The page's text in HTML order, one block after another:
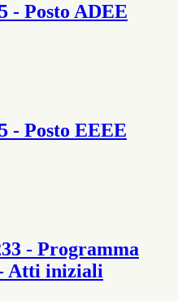
- Posto ADEE
- Posto EEEE
- Programma
- Atti iniziali